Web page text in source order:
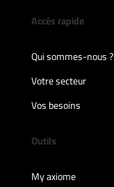
Accès rapide
Qui sommes-nous ?
Votre secteur
Vos besoins
Outils
My axiome